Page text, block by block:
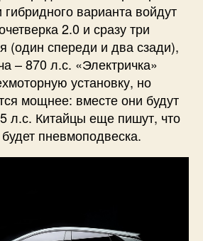
гибридного варианта войдут
2.0 и сразу три
(один спереди и два сзади),
– 870 л.с. «Электричка»
установку, но
мощнее: вместе они будут
л.с. Китайцы еще пишут, что
пневмоподвеска.